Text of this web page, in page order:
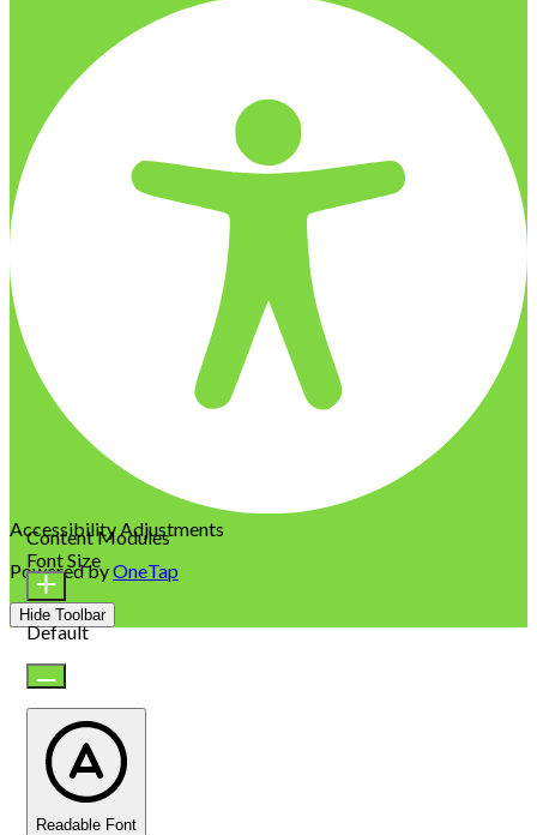
Accessibility Adjustments
Powered byOneTap
Hide Toolbar
Content Modules
Font Size
Default
Readable Font